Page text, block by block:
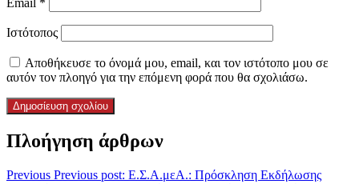
Email *
Ιστότοπος
Αποθήκευσε το όνομά μου, email, και τον ιστότοπο μου σε
αυτόν τον πλοηγό για την επόμενη φορά που θα σχολιάσω.
Πλοήγηση άρθρων
Previous Previous post: Ε.Σ.Α.μεΑ.: Πρόσκληση Εκδήλωσης